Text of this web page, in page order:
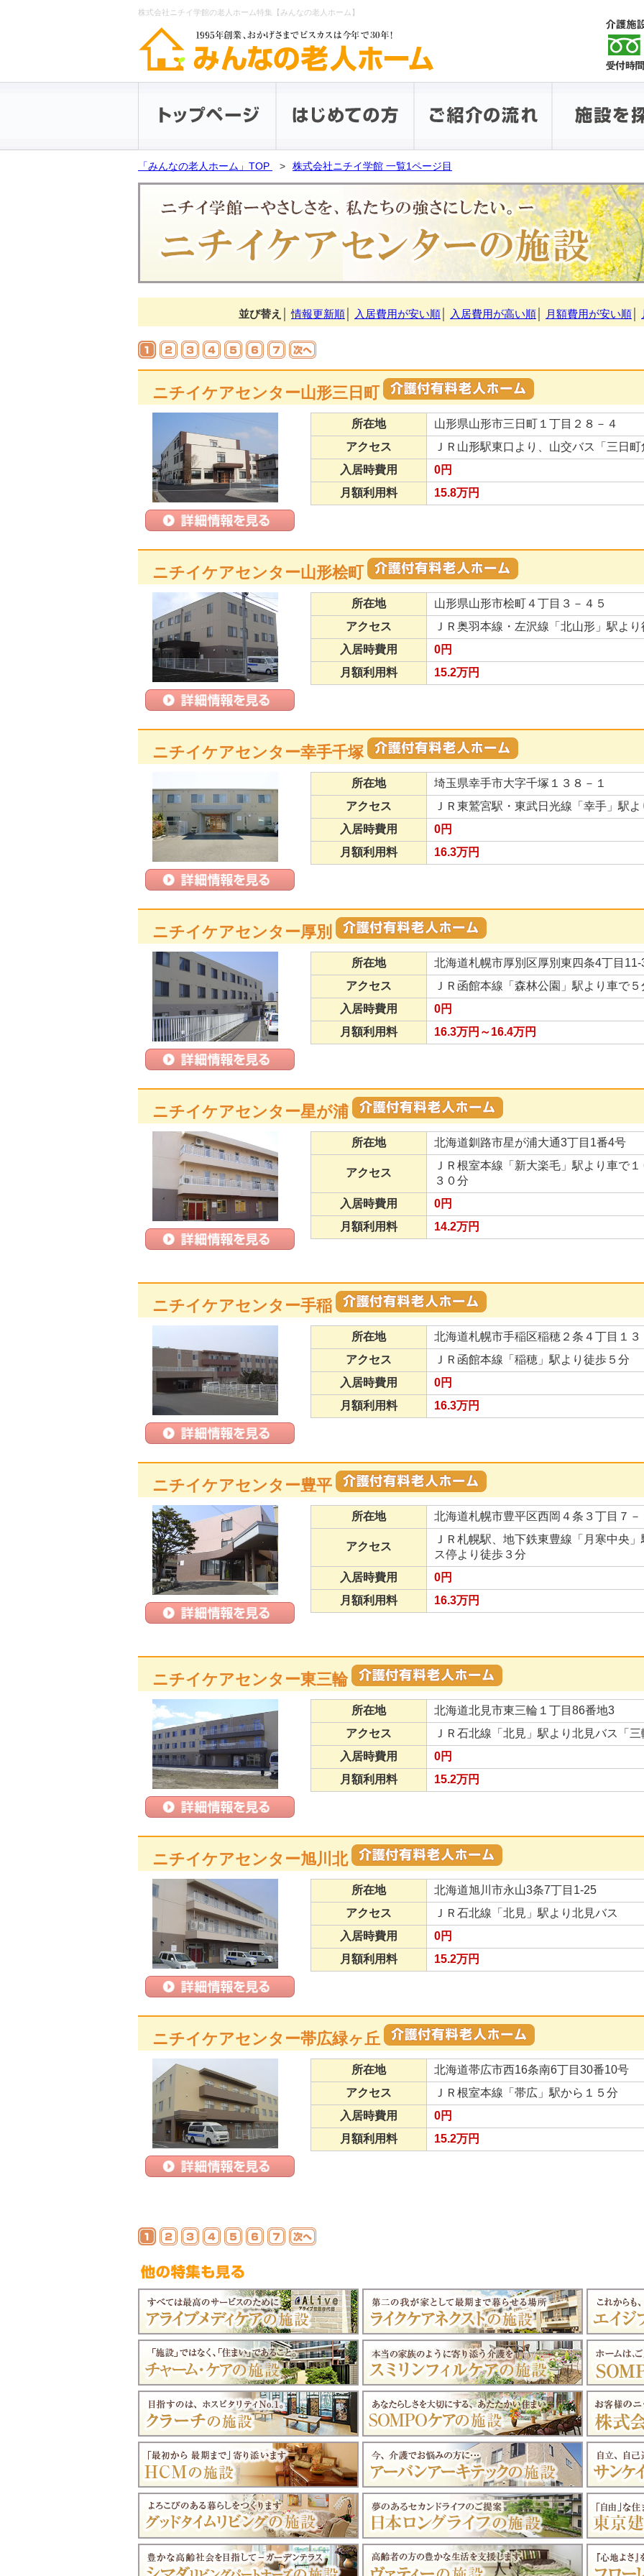
株式会社ニチイ学館の老人ホーム特集【みんなの老人ホーム】
「みんなの老人ホーム」TOP 株式会社ニチイ学館 一覧1ページ目
並び替え │情報更新順 入居費用が安い順 入居費用が高い順 月額費用が安い順
ニチイケアセンター山形三日町
所在地
山形県山形市三日町１丁目２８－４
アクセス
ＪＲ山形駅東口より、山交バス「三日
入居時費用
0円
月額利用料
15.8万円
ニチイケアセンター山形桧町
所在地
山形県山形市桧町４丁目３－４５
アクセス
ＪＲ奥羽本線・左沢線「北山形」駅よ
入居時費用
0円
月額利用料
15.2万円
ニチイケアセンター幸手千塚
所在地
埼玉県幸手市大字千塚１３８－１
アクセス
ＪＲ東鷲宮駅・東武日光線「幸手」駅
入居時費用
0円
月額利用料
16.3万円
ニチイケアセンター厚別
所在地
北海道札幌市厚別区厚別東四条4丁目11-
アクセス
ＪＲ函館本線「森林公園」駅より車で５
入居時費用
0円
月額利用料
16.3万円～16.4万円
ニチイケアセンター星が浦
所在地 北海道釧路市星が浦大通3丁目1番4号
アクセス
ＪＲ根室本線「新大楽毛」駅より車で
３０分
入居時費用
0円
月額利用料
14.2万円
ニチイケアセンター手稲
所在地
北海道札幌市手稲区稲穂２条４丁目１３
アクセス
ＪＲ函館本線「稲穂」駅より徒歩５分
入居時費用
0円
月額利用料
16.3万円
ニチイケアセンター豊平
所在地 北海道札幌市豊平区西岡４条３丁目７－
アクセス
ＪＲ札幌駅、地下鉄東豊線「月寒中央
ス停より徒歩３分
入居時費用
0円
月額利用料
16.3万円
ニチイケアセンター東三輪
所在地
北海道北見市東三輪１丁目86番地3
アクセス
ＪＲ石北線「北見」駅より北見バス「
入居時費用
0円
月額利用料
15.2万円
ニチイケアセンター旭川北
所在地
北海道旭川市永山3条7丁目1-25
アクセス
ＪＲ石北線「北見」駅より北見バス
入居時費用
0円
月額利用料
15.2万円
ニチイケアセンター帯広緑ヶ丘
所在地
北海道帯広市西16条南6丁目30番10号
アクセス
ＪＲ根室本線「帯広」駅から１５分
入居時費用
0円
月額利用料
15.2万円